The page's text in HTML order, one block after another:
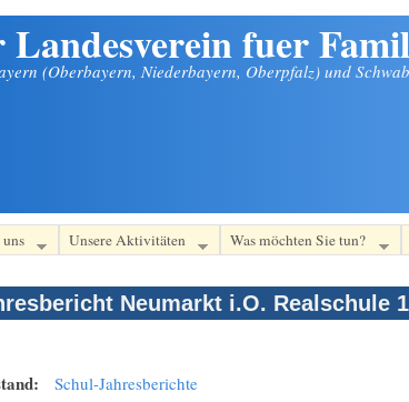
Landesverein fuer
(Oberbayern, Niederbayern, Oberpfalz) und
Unsere Aktivitäten Was möchten Sie tun?
Neumarkt i.O. Realschule
Schul-Jahresberichte